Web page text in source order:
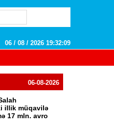
06 / 08 / 2026 19:32:10
06-08-2026
illik müqavilə
17 mln. avro